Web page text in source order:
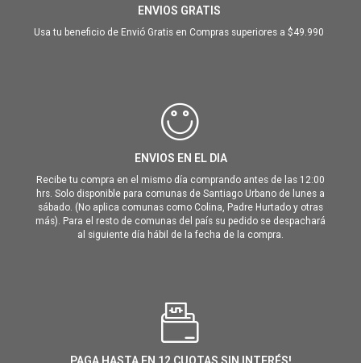
ENVIOS GRATIS
Usa tu beneficio de Envió Gratis en Compras superiores a $49.990
ENVIOS EN EL DIA
Recibe tu compra en el mismo día comprando antes de las 12:00
hrs. Solo disponible para comunas de Santiago Urbano de lunes a
sábado. (No aplica comunas como Colina, Padre Hurtado y otras
más). Para el resto de comunas del país su pedido se despachará
al siguiente día hábil de la fecha de la compra.